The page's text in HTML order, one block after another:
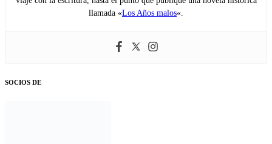
llamada «Los Años malos«.
SOCIOS DE